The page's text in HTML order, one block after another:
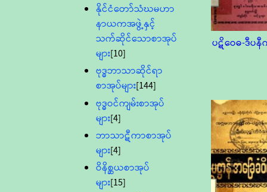
နိုင်ငံတော်သံဃမဟာ
နာယကအဖွဲ့နှင့်
သက်ဆိုင်သောစာအုပ်
များ[10]
ဗုဒ္ဓဘာသာဆိုင်ရာ
စာအုပ်များ[144]
ဗုဒ္ဓဝင်ကျမ်းစာအုပ်
များ[4]
ဘာသာဋီကာစာအုပ်
များ[4]
ဝိနိစ္ဆယစာအုပ်
များ[15]
ပဋိဝေဓ-ဒီပနီ